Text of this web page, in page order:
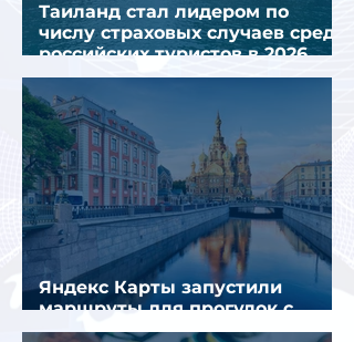
Таиланд стал лидером по
числу страховых случаев среди
российских туристов в 2026
году
Яндекс Карты запустили
маршруты для прогулок с
описанием и аудиогидом